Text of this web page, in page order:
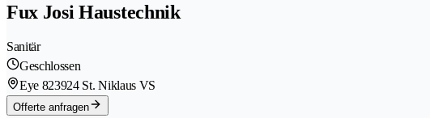
Fux Josi Haustechnik
Sanitär
Geschlossen
Eye 823924 St. Niklaus VS
Offerte anfragen